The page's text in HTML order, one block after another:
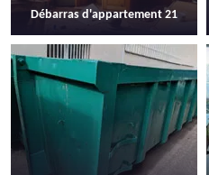
Débarras d'appartement 21